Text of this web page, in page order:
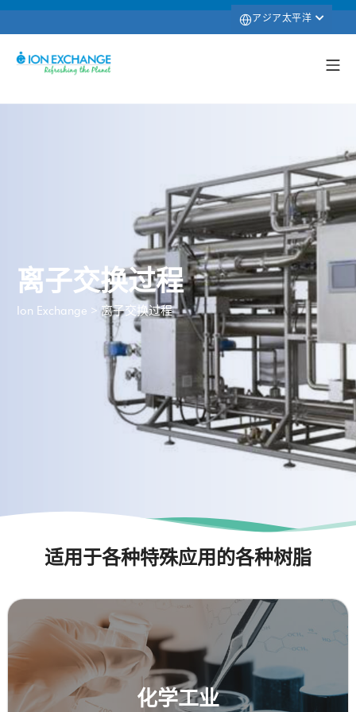
アジア太平洋
离子交换过程
Ion Exchange > 离子交换过程
适用于各种特殊应用的各种树脂
化学工业